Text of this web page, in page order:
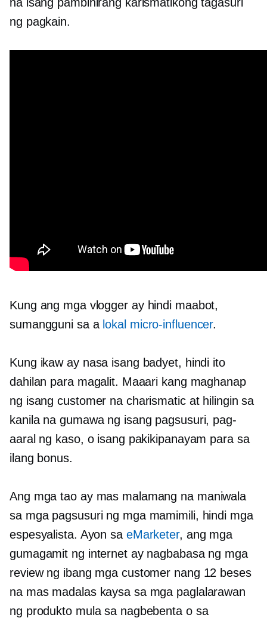
ng pagkain.
Kung ang mga vlogger ay hindi maabot,
sumangguni sa a lokal micro-influencer.
Kung ikaw ay nasa isang badyet, hindi ito
dahilan para magalit. Maaari kang maghanap
ng isang customer na charismatic at hilingin sa
kanila na gumawa ng isang pagsusuri, pag-
aaral ng kaso, o isang pakikipanayam para sa
ilang bonus.
Ang mga tao ay mas malamang na maniwala
sa mga pagsusuri ng mga mamimili, hindi mga
espesyalista. Ayon sa eMarketer, ang mga
gumagamit ng internet ay nagbabasa ng mga
review ng ibang mga customer nang 12 beses
na mas madalas kaysa sa mga paglalarawan
ng produkto mula sa nagbebenta o sa